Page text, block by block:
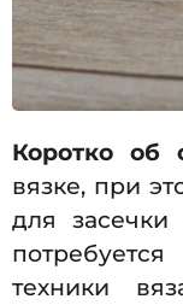
Коротко об
вязке, при
для
техники